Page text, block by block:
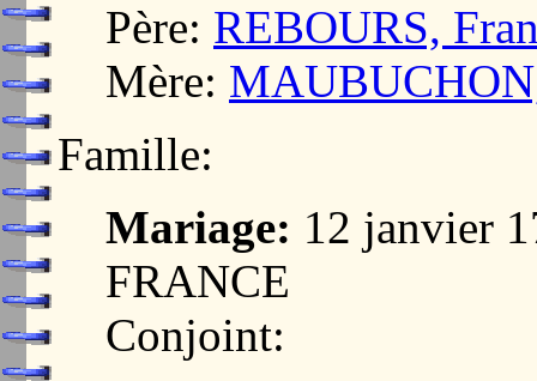
Père: REBOURS,
Mère:
Famille:
Mariage: 12 janvier
FRANCE
Conjoint: